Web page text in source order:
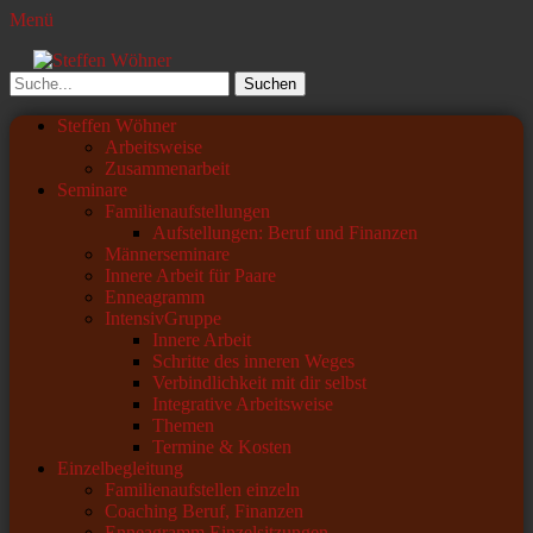
Menü
Steffen Wöhner
Lehrer und Seminarleiter
Suchen
nach:
Primäres
Zum
Steffen Wöhner
Arbeitsweise
Zusammenarbeit
Seminare
Familienaufstellungen
Aufstellungen: Beruf und Finanzen
Männerseminare
Innere Arbeit für Paare
Enneagramm
IntensivGruppe
Innere Arbeit
Schritte des inneren Weges
Verbindlichkeit mit dir selbst
Integrative Arbeitsweise
Themen
Termine & Kosten
Einzelbegleitung
Familienaufstellen einzeln
Coaching Beruf, Finanzen